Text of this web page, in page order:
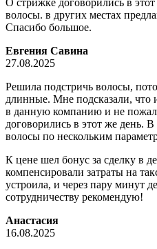
волосы. в других местах
Спасибо большое.
Евгения Савина
27.08.2025
Решила подстричь волосы,
длинные. Мне подсказали, что
в данную компанию и не
договорились в этот же день.
волосы по нескольким
К цене шел бонус за сделку в
компенсировали затраты на
устроила, и через пару минут
сотрудничеству рекомендую!
Анастасия
16.08.2025